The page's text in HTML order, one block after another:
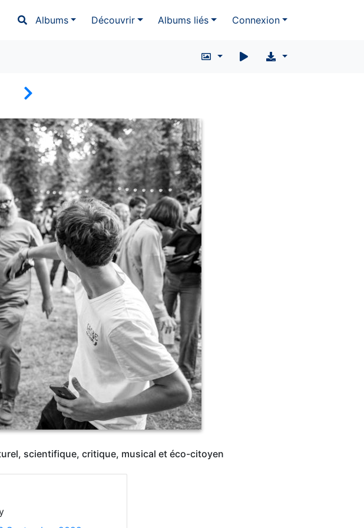
Albums Découvrir Albums liés Connexion
scientifique, critique, musical et éco-citoyen